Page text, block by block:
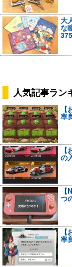
大
な
375
人気記事ラン
率
の
つ
率